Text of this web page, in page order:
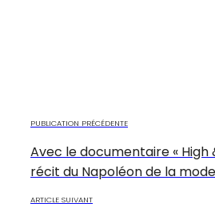
PUBLICATION PRÉCÉDENTE
Avec le documentaire « High
récit du Napoléon de la mode
ARTICLE SUIVANT